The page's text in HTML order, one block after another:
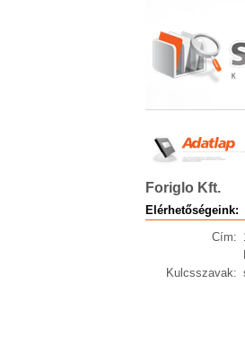
Foriglo Kft.
Elérhetőségeink:
Cím:
Kulcsszavak: